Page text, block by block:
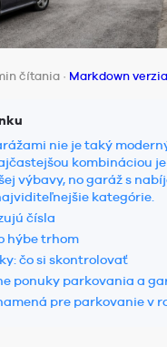
čítania · Markdown verzia
nie je taký
kombináciou
výbavy, no garáž s
kategórie.
čísla
hýbe trhom
čo si skontrolovať
ponuky parkovania a
pre parkovanie v